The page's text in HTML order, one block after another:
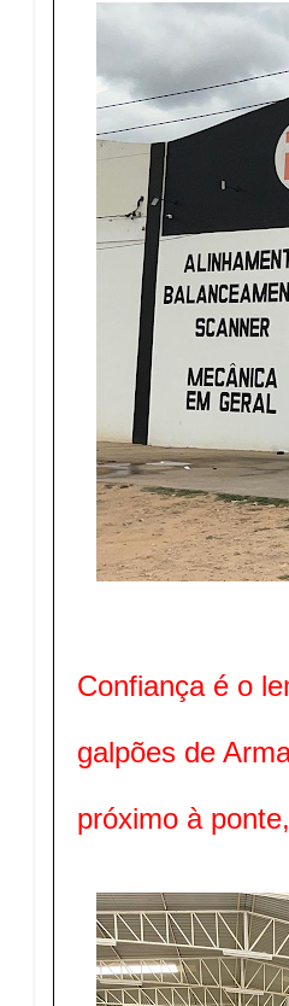
Confiança é o
galpões de
próximo à